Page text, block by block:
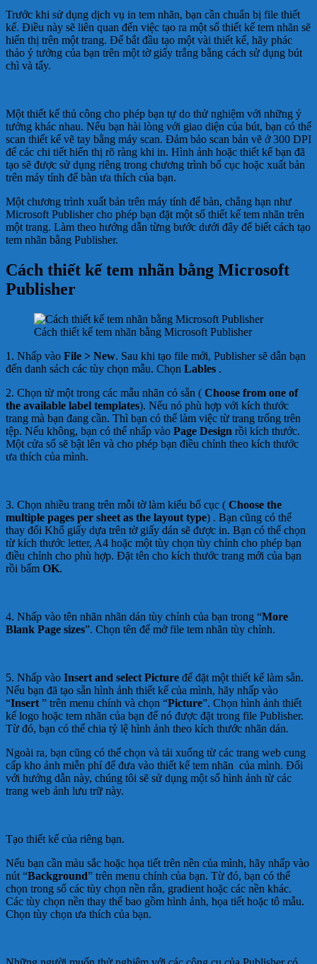
Trước khi sử dụng dịch vụ in tem nhãn, bạn cần chuẩn bị file thiết
kế. Điều này sẽ liên quan đến việc tạo ra một số thiết kế tem nhãn sẽ
hiển thị trên một trang. Để bắt đầu tạo một vài thiết kế, hãy phác
thảo ý tưởng của bạn trên một tờ giấy trắng bằng cách sử dụng bút
chì và tẩy.
Một thiết kế thủ công cho phép bạn tự do thử nghiệm với những ý
tưởng khác nhau. Nếu bạn hài lòng với giao diện của bút, bạn có thể
scan thiết kế vẽ tay bằng máy scan. Đảm bảo scan bản vẽ ở 300 DPI
để các chi tiết hiển thị rõ ràng khi in. Hình ảnh hoặc thiết kế bạn đã
tạo sẽ được sử dụng riêng trong chương trình bố cục hoặc xuất bản
trên máy tính để bàn ưa thích của bạn.
Một chương trình xuất bản trên máy tính để bàn, chẳng hạn như
Microsoft Publisher cho phép bạn đặt một số thiết kế tem nhãn trên
một trang. Làm theo hướng dẫn từng bước dưới đây để biết cách tạo
tem nhãn bằng Publisher.
Cách thiết kế tem nhãn bằng Microsoft
Publisher
Cách thiết kế tem nhãn bằng Microsoft Publisher
1. Nhấp vào File > New. Sau khi tạo file mới, Publisher sẽ dẫn bạn
đến danh sách các tùy chọn mẫu. Chọn Lables .
2. Chọn từ một trong các mẫu nhãn có sẵn ( Choose from one of
the available label templates). Nếu nó phù hợp với kích thước
trang mà bạn đang cần. Thì bạn có thể làm việc từ trang trống trên
tệp. Nếu không, bạn có thể nhấp vào Page Design rồi kích thước.
Một cửa sổ sẽ bật lên và cho phép bạn điều chỉnh theo kích thước
ưa thích của mình.
3. Chọn nhiều trang trên mỗi tờ làm kiểu bố cục ( Choose the
multiple pages per sheet as the layout type) . Bạn cũng có thể
thay đổi Khổ giấy dựa trên tờ giấy dán sẽ được in. Bạn có thể chọn
từ kích thước letter, A4 hoặc một tùy chọn tùy chỉnh cho phép bạn
điều chỉnh cho phù hợp. Đặt tên cho kích thước trang mới của bạn
rồi bấm OK.
4. Nhấp vào tên nhãn nhãn dán tùy chỉnh của bạn trong “More
Blank Page sizes”. Chọn tên để mở file tem nhãn tùy chỉnh.
5. Nhấp vào Insert and select Picture để đặt một thiết kế làm sẵn.
Nếu bạn đã tạo sẵn hình ảnh thiết kế của mình, hãy nhấp vào
“Insert ” trên menu chính và chọn “Picture”. Chọn hình ảnh thiết
kế logo hoặc tem nhãn của bạn để nó được đặt trong file Publisher.
Từ đó, bạn có thể chia tỷ lệ hình ảnh theo kích thước nhãn dán.
Ngoài ra, bạn cũng có thể chọn và tải xuống từ các trang web cung
cấp kho ảnh miễn phí để đưa vào thiết kế tem nhãn của mình. Đối
với hướng dẫn này, chúng tôi sẽ sử dụng một số hình ảnh từ các
trang web ảnh lưu trữ này.
Tạo thiết kế của riêng bạn.
Nếu bạn cần màu sắc hoặc họa tiết trên nền của mình, hãy nhấp vào
nút “Background” trên menu chính của bạn. Từ đó, bạn có thể
chọn trong số các tùy chọn nền rắn, gradient hoặc các nền khác.
Các tùy chọn nền thay thế bao gồm hình ảnh, họa tiết hoặc tô mẫu.
Chọn tùy chọn ưa thích của bạn.